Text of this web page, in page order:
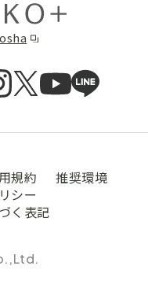
規約
推奨環境
シー
く表記